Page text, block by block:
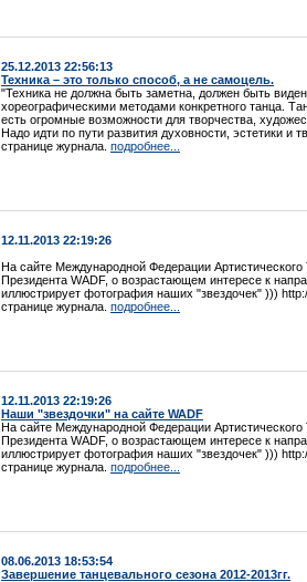
25.12.2013 22:56:13
Техника – это только способ, а не самоцель.
"Техника не должна быть заметна, должен быть
хореографическими методами конкретного танца.
есть огромные возможности для творчества,
Надо идти по пути развития духовности, эстетики и
странице журнала. подробнее...
12.11.2013 22:19:26
На сайте Международной Федерации
Президента WADF, о возрастающем интересе к
иллюстрирует фотография наших "звездочек" )))
странице журнала. подробнее...
12.11.2013 22:19:26
Наши "звездочки" на сайте WADF
На сайте Международной Федерации
Президента WADF, о возрастающем интересе к
иллюстрирует фотография наших "звездочек" )))
странице журнала. подробнее...
08.06.2013 18:53:54
Завершение танцевального сезона 2012-2013гг.